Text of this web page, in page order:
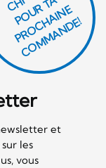
et
les
vous
P
O
U
R
T
A
P
R
O
C
H
AI
N
E
C
O
M
M
A
N
D
E!